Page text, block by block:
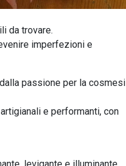
da trovare.
imperfezioni e
passione per la cosmesi
e performanti, con